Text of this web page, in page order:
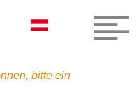
bitte ein